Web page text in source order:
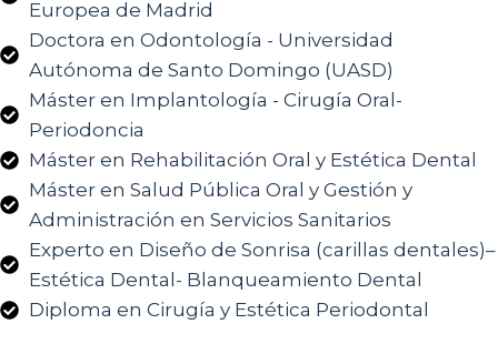
Europea de Madrid
Doctora en Odontología - Universidad
Autónoma de Santo Domingo (UASD)
Máster en Implantología - Cirugía Oral-
Periodoncia
Máster en Rehabilitación Oral y Estética Dental
Máster en Salud Pública Oral y Gestión y
Administración en Servicios Sanitarios
Experto en Diseño de Sonrisa (carillas dentales)–
Estética Dental- Blanqueamiento Dental
Diploma en Cirugía y Estética Periodontal